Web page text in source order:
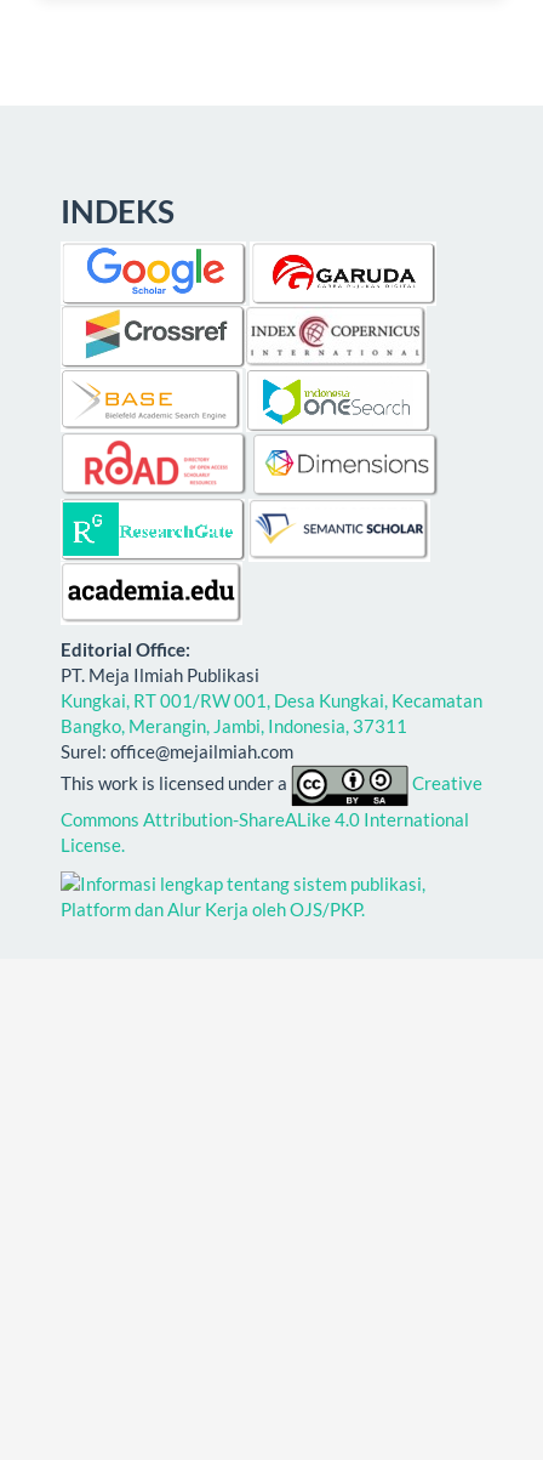
INDEKS
Editorial Office:
PT. Meja Ilmiah Publikasi
Kungkai, RT 001/RW 001, Desa Kungkai, Kecamatan
Bangko, Merangin, Jambi, Indonesia, 37311
Surel: office@mejailmiah.com
This work is licensed under a
Creative
Commons Attribution-ShareALike 4.0 International
License.